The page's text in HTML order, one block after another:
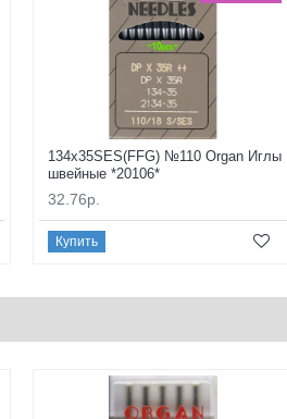
134x35SES(FFG) №110 Organ Иглы
швейные *20106*
32.76р.
Купить